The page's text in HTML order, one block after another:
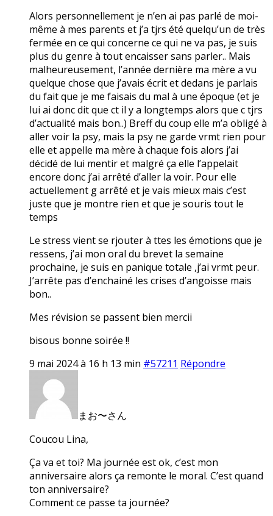
Alors personnellement je n’en ai pas parlé de moi-
même à mes parents et j’a tjrs été quelqu’un de très
fermée en ce qui concerne ce qui ne va pas, je suis
plus du genre à tout encaisser sans parler.. Mais
malheureusement, l’année dernière ma mère a vu
quelque chose que j’avais écrit et dedans je parlais
du fait que je me faisais du mal à une époque (et je
lui ai donc dit que ct il y a longtemps alors que c tjrs
d’actualité mais bon..) Breff du coup elle m’a obligé à
aller voir la psy, mais la psy ne garde vrmt rien pour
elle et appelle ma mère à chaque fois alors j’ai
décidé de lui mentir et malgré ça elle l’appelait
encore donc j’ai arrêté d’aller la voir. Pour elle
actuellement g arrêté et je vais mieux mais c’est
juste que je montre rien et que je souris tout le
temps
Le stress vient se rjouter à ttes les émotions que je
ressens, j’ai mon oral du brevet la semaine
prochaine, je suis en panique totale ,j’ai vrmt peur.
J’arrête pas d’enchainé les crises d’angoisse mais
bon..
Mes révision se passent bien mercii
bisous bonne soirée !!
9 mai 2024 à 16 h 13 min #57211 Répondre
まお〜さん
Coucou Lina,
Ça va et toi? Ma journée est ok, c’est mon
anniversaire alors ça remonte le moral. C’est quand
ton anniversaire?
Comment ce passe ta journée?